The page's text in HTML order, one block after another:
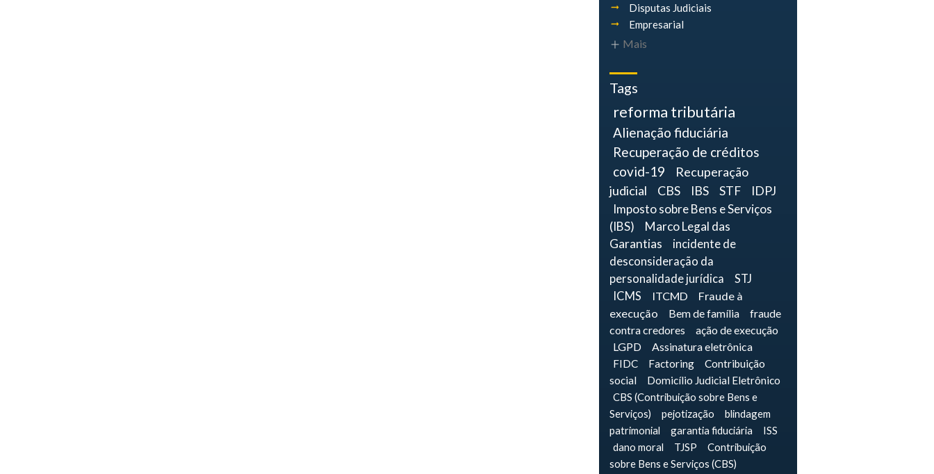
Disputas Judiciais
Empresarial
Mais
Tags
reforma tributária
Alienação fiduciária
Recuperação de créditos
covid-19
Recuperação
judicial
CBS IBS STF
IDPJ
Imposto sobre Bens e Serviços
(IBS)
Marco Legal das
Garantias
incidente de
desconsideração da
personalidade jurídica
STJ
ICMS
ITCMD
Fraude à
execução
Bem de família
fraude
contra credores
ação de execução
LGPD
Assinatura eletrônica
FIDC Factoring
Contribuição
social
Domicílio Judicial Eletrônico
CBS (Contribuição sobre Bens e
Serviços)
pejotização
blindagem
patrimonial
garantia fiduciária
ISS
dano moral
TJSP
Contribuição
sobre Bens e Serviços (CBS)